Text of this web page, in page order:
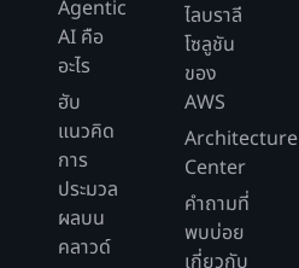
Agentic
AI คือ
อะไร
ฮับ
แนวคิด
การ
ประมวล
ผลบน
คลาวด์
ไลบราลี
โซลูชัน
ของ
AWS
Architecture
Center
คำถามที่
พบบ่อย